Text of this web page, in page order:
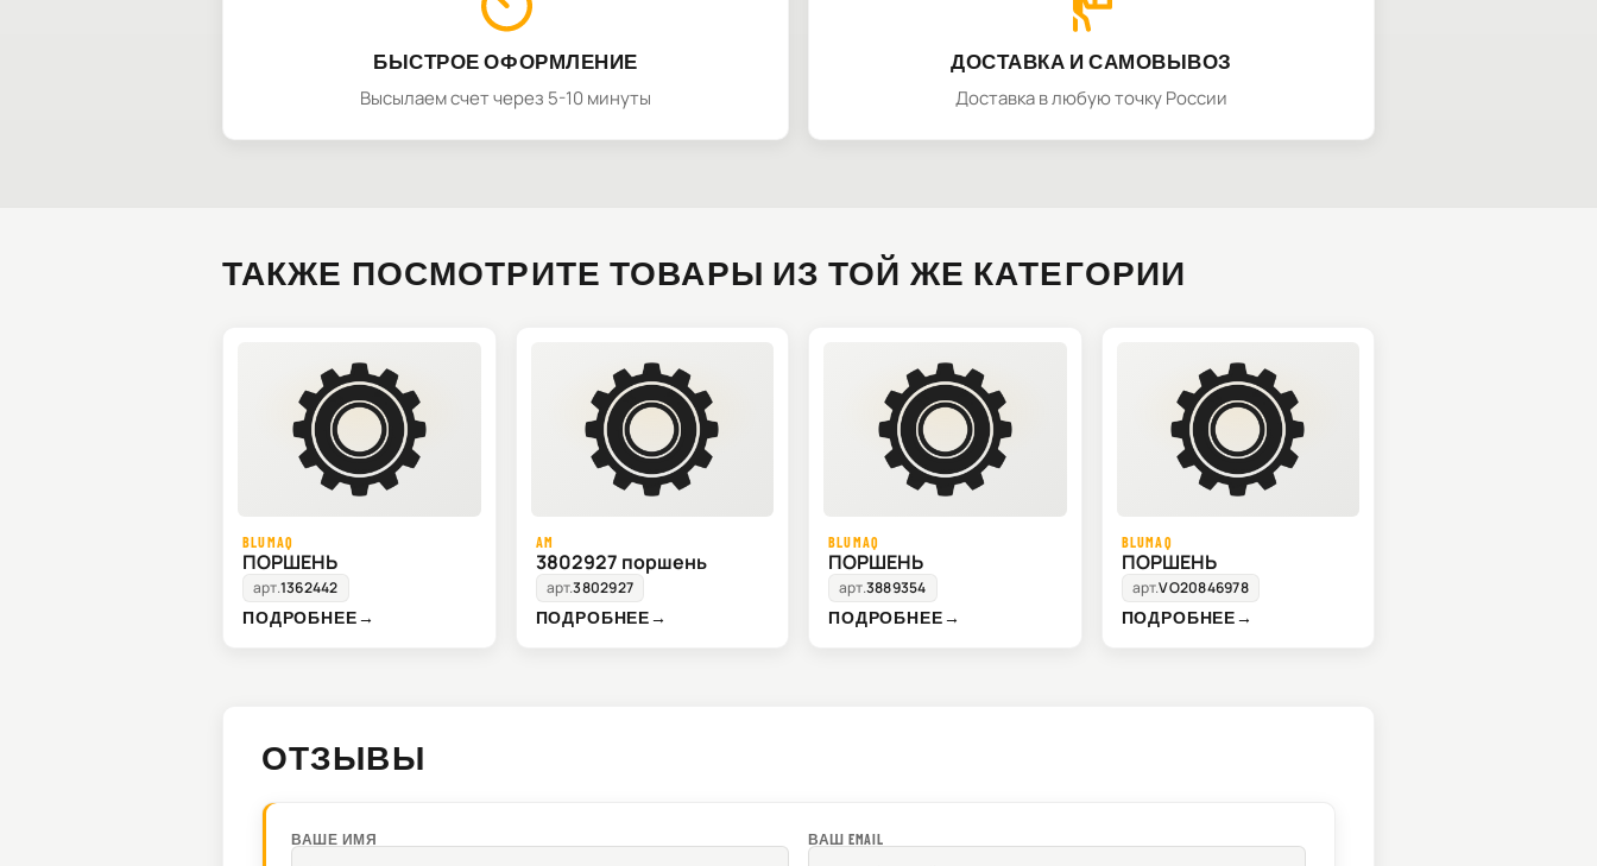
БЫСТРОЕ ОФОРМЛЕНИЕ
Высылаем счет через 5-10 минуты
ДОСТАВКА И САМОВЫВОЗ
Доставка в любую точку России
ТАКЖЕ ПОСМОТРИТЕ ТОВАРЫ ИЗ ТОЙ ЖЕ КАТЕГОРИИ
BLUMAQ
ПОРШЕНЬ
арт.1362442
ПОДРОБНЕЕ→
AM
3802927 поршень
арт.3802927
ПОДРОБНЕЕ→
BLUMAQ
ПОРШЕНЬ
арт.3889354
ПОДРОБНЕЕ→
BLUMAQ
ПОРШЕНЬ
арт.VO20846978
ПОДРОБНЕЕ→
ОТЗЫВЫ
ВАШЕ ИМЯ ВАШ EMAIL